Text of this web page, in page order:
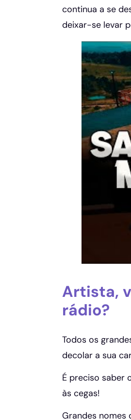
continua a se
deixar-se levar
Artista,
rádio?
Todos os
decolar a sua
É preciso saber
às cegas!
Grandes nomes